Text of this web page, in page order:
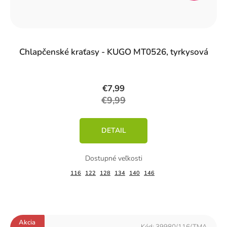
Chlapčenské kraťasy - KUGO MT0526, tyrkysová
€7,99
€9,99
DETAIL
116 122 128 134 140 146
Akcia